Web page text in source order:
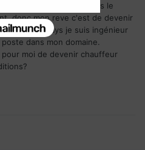
phase d'immigration vers le
donc mon reve c'est de devenir
dans mon pays je suis ingénieur
dans mon domaine.
moi de devenir chauffeur